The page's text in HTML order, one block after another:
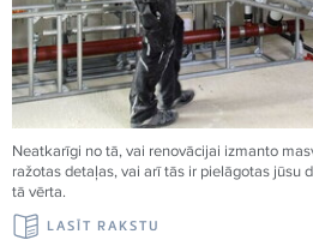
Neatkarīgi no tā, vai renovācijai izmanto
ražotas detaļas, vai arī tās ir pielāgotas jūsu
tā vērta.
LASĪT RAKSTU